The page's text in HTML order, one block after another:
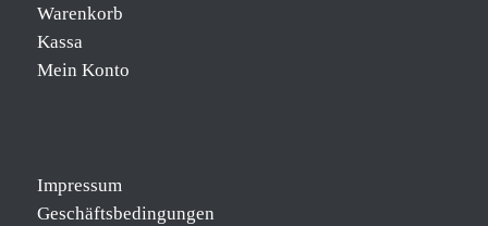
Warenkorb
Kassa
Mein Konto
Impressum
Geschäftsbedingungen